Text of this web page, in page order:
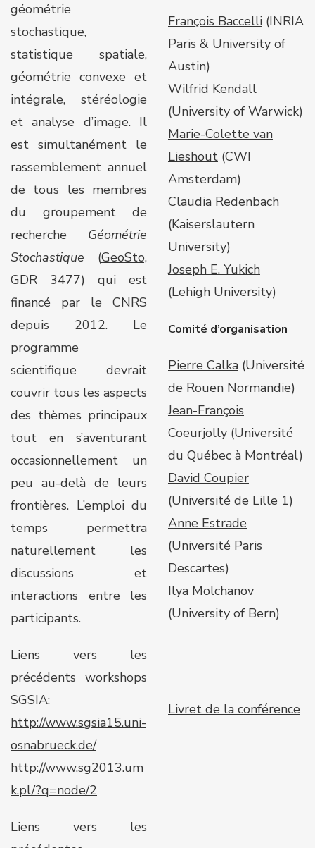
géométrie
stochastique,
statistique spatiale,
géométrie convexe et
intégrale, stéréologie
et analyse d’image. Il
est simultanément le
rassemblement annuel
de tous les membres
du groupement de
recherche Géométrie
Stochastique (GeoSto,
GDR 3477) qui est
financé par le CNRS
depuis 2012. Le
programme
scientifique devrait
couvrir tous les aspects
des thèmes principaux
tout en s’aventurant
occasionnellement un
peu au-delà de leurs
frontières. L’emploi du
temps permettra
naturellement les
discussions et
interactions entre les
participants.
Liens vers les
précédents workshops
SGSIA:
http://www.sgsia15.uni-
osnabrueck.de/
http://www.sg2013.um
k.pl/?q=node/2
Liens vers les
François Baccelli (INRIA
Paris & University of
Austin)
Wilfrid Kendall
(University of Warwick)
Marie-Colette van
Lieshout (CWI
Amsterdam)
Claudia Redenbach
(Kaiserslautern
University)
Joseph E. Yukich
(Lehigh University)
Comité d’organisation
Pierre Calka (Université
de Rouen Normandie)
Jean-François
Coeurjolly (Université
du Québec à Montréal)
David Coupier
(Université de Lille 1)
Anne Estrade
(Université Paris
Descartes)
Ilya Molchanov
(University of Bern)
Livret de la conférence